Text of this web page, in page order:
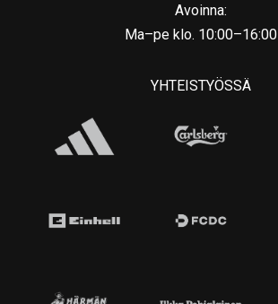
Avoinna:
Ma–pe klo. 10:00–16:00
YHTEISTYÖSSÄ